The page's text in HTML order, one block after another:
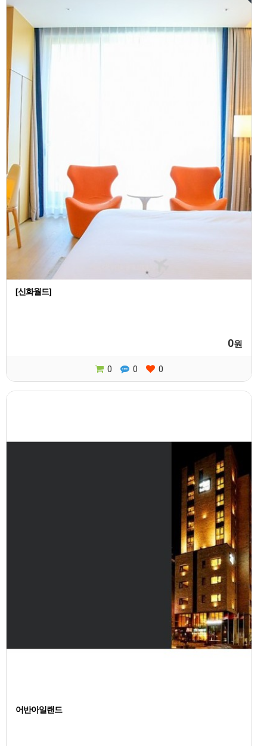
[신화월드]
0원
0 0 0
어반아일랜드